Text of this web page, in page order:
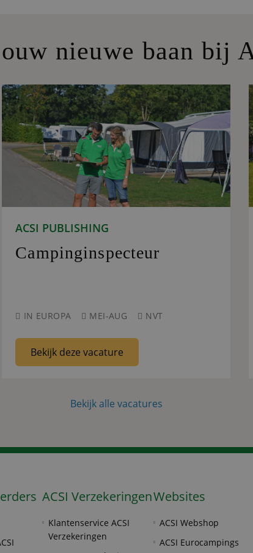
nieuwe baan bij
ACSI PUBLISHING
Campinginspecteur
IN EUROPA MEI-AUG NVT
Bekijk deze vacature
Bekijk alle vacatures
ACSI Verzekeringen
Klantenservice ACSI
Verzekeringen
Websites
ACSI Webshop
ACSI Eurocampings